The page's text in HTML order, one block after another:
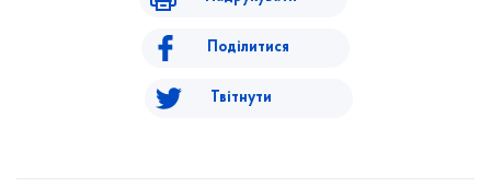
Поділитися
Твітнути